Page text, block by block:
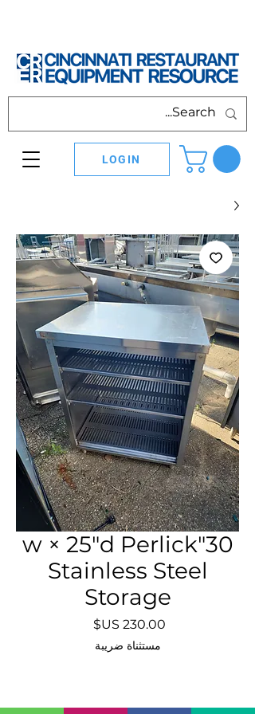
LOGIN
30"w × 25"d Perlick
Stainless Steel
Storage
مستثناة ضريبة